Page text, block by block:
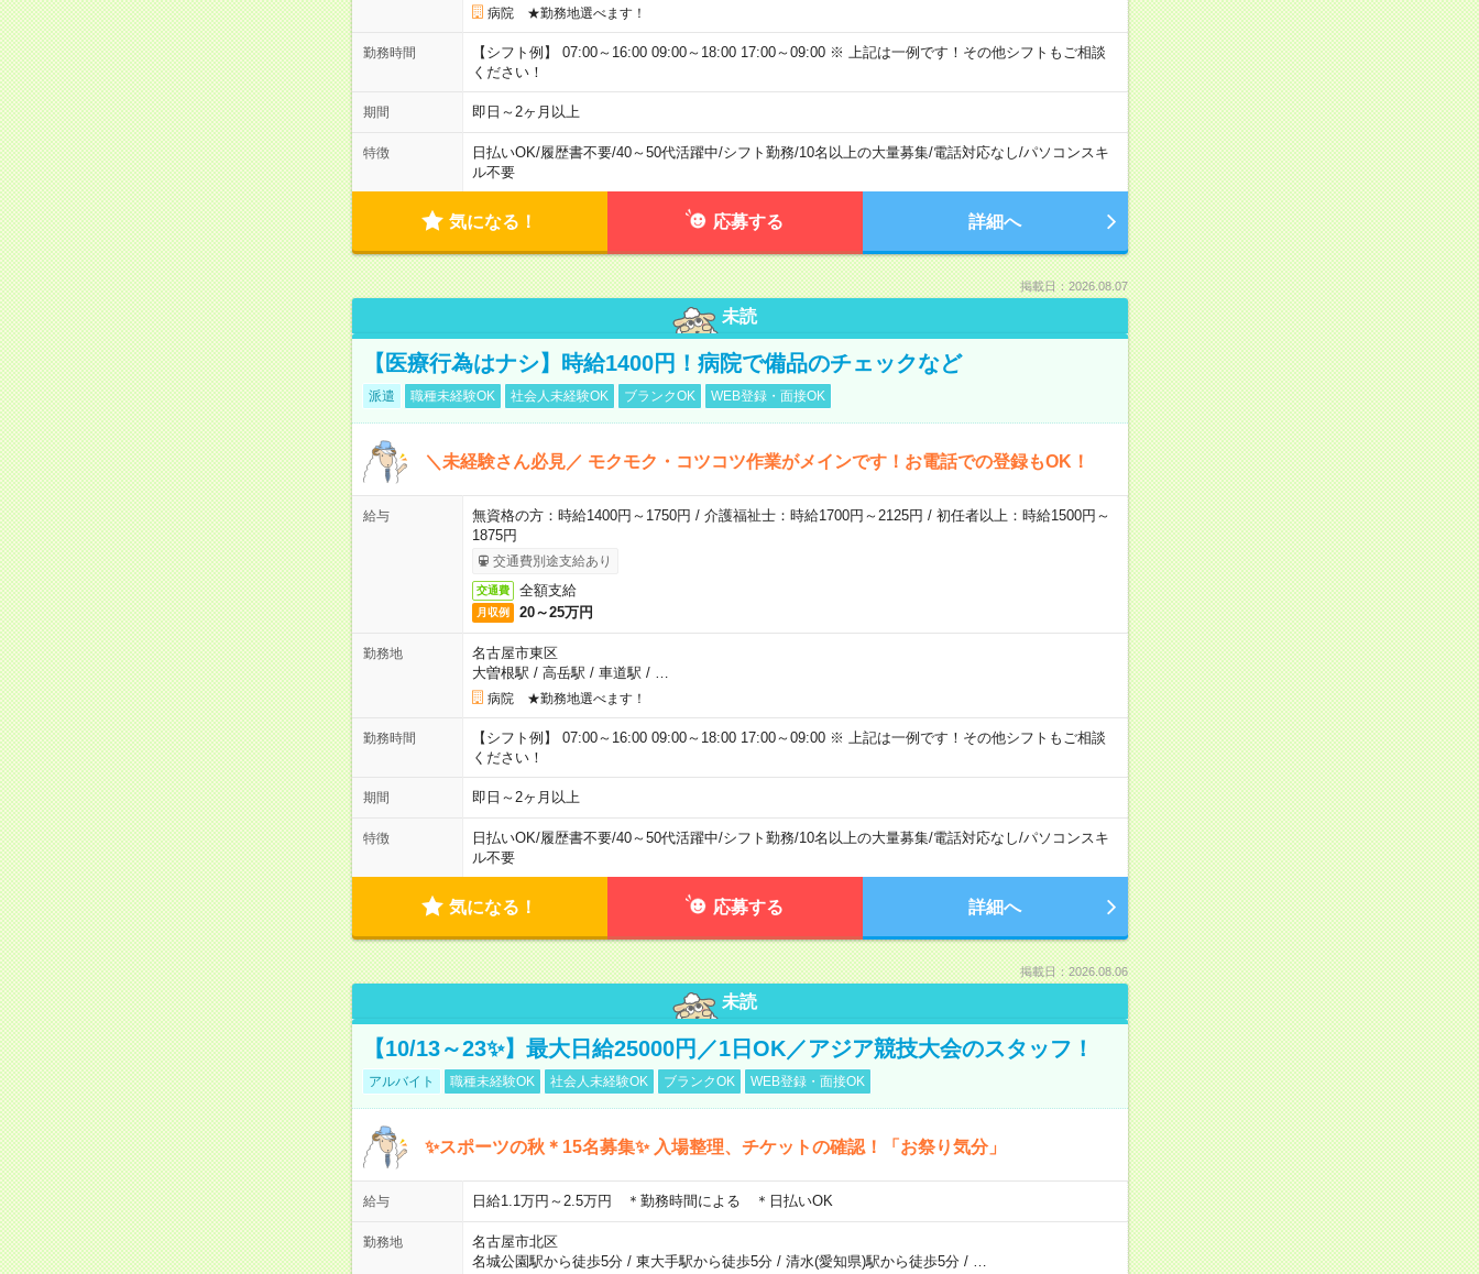
病院 ★勤務地選べます！
勤務時間
【シフト例】 07:00～16:00 09:00～18:00 17:00～09:00 ※ 上記は一例です！その他シフトもご相談
ください！
期間 即日～2ヶ月以上
特徴 日払いOK/履歴書不要/40～50代活躍中/シフト勤務/10名以上の大量募集/電話対応なし/パソコンスキ
ル不要
気になる！ 応募する 詳細へ
掲載日：2026.08.07
未読
【医療行為はナシ】時給1400円！病院で備品のチェックなど
派遣 職種未経験OK 社会人未経験OK ブランクOK WEB登録・面接OK
＼未経験さん必見／ モクモク・コツコツ作業がメインです！お電話での登録もOK！
給与
無資格の方：時給1400円～1750円 / 介護福祉士：時給1700円～2125円 / 初任者以上：時給1500円～
1875円
交通費別途支給あり
交通費 全額支給
月収例 20～25万円
勤務地
名古屋市東区
大曽根駅 / 高岳駅 / 車道駅 /
病院 ★勤務地選べます！
勤務時間
【シフト例】 07:00～16:00 09:00～18:00 17:00～09:00 ※ 上記は一例です！その他シフトもご相談
ください！
期間 即日～2ヶ月以上
特徴 日払いOK/履歴書不要/40～50代活躍中/シフト勤務/10名以上の大量募集/電話対応なし/パソコンスキ
ル不要
気になる！ 応募する 詳細へ
掲載日：2026.08.06
未読
【10/13～23✨】最大日給25000円／1日OK／アジア競技大会のスタッフ！
アルバイト 職種未経験OK 社会人未経験OK ブランクOK WEB登録・面接OK
✨スポーツの秋＊15名募集✨ 入場整理、チケットの確認！「お祭り気分」
給与 日給1.1万円～2.5万円 ＊勤務時間による ＊日払いOK
勤務地
名古屋市北区
名城公園駅から徒歩5分/ 東大手駅から徒歩5分/ 清水(愛知県)駅から徒歩5分/